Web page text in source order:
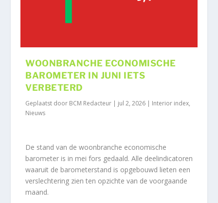
WOONBRANCHE ECONOMISCHE
BAROMETER IN JUNI IETS
VERBETERD
Geplaatst door BCM Redacteur | jul 2, 2026 | Interior index,
Nieuws
De stand van de woonbranche economische
barometer is in mei fors gedaald. Alle deelindicatoren
waaruit de barometerstand is opgebouwd lieten een
verslechtering zien ten opzichte van de voorgaande
maand.